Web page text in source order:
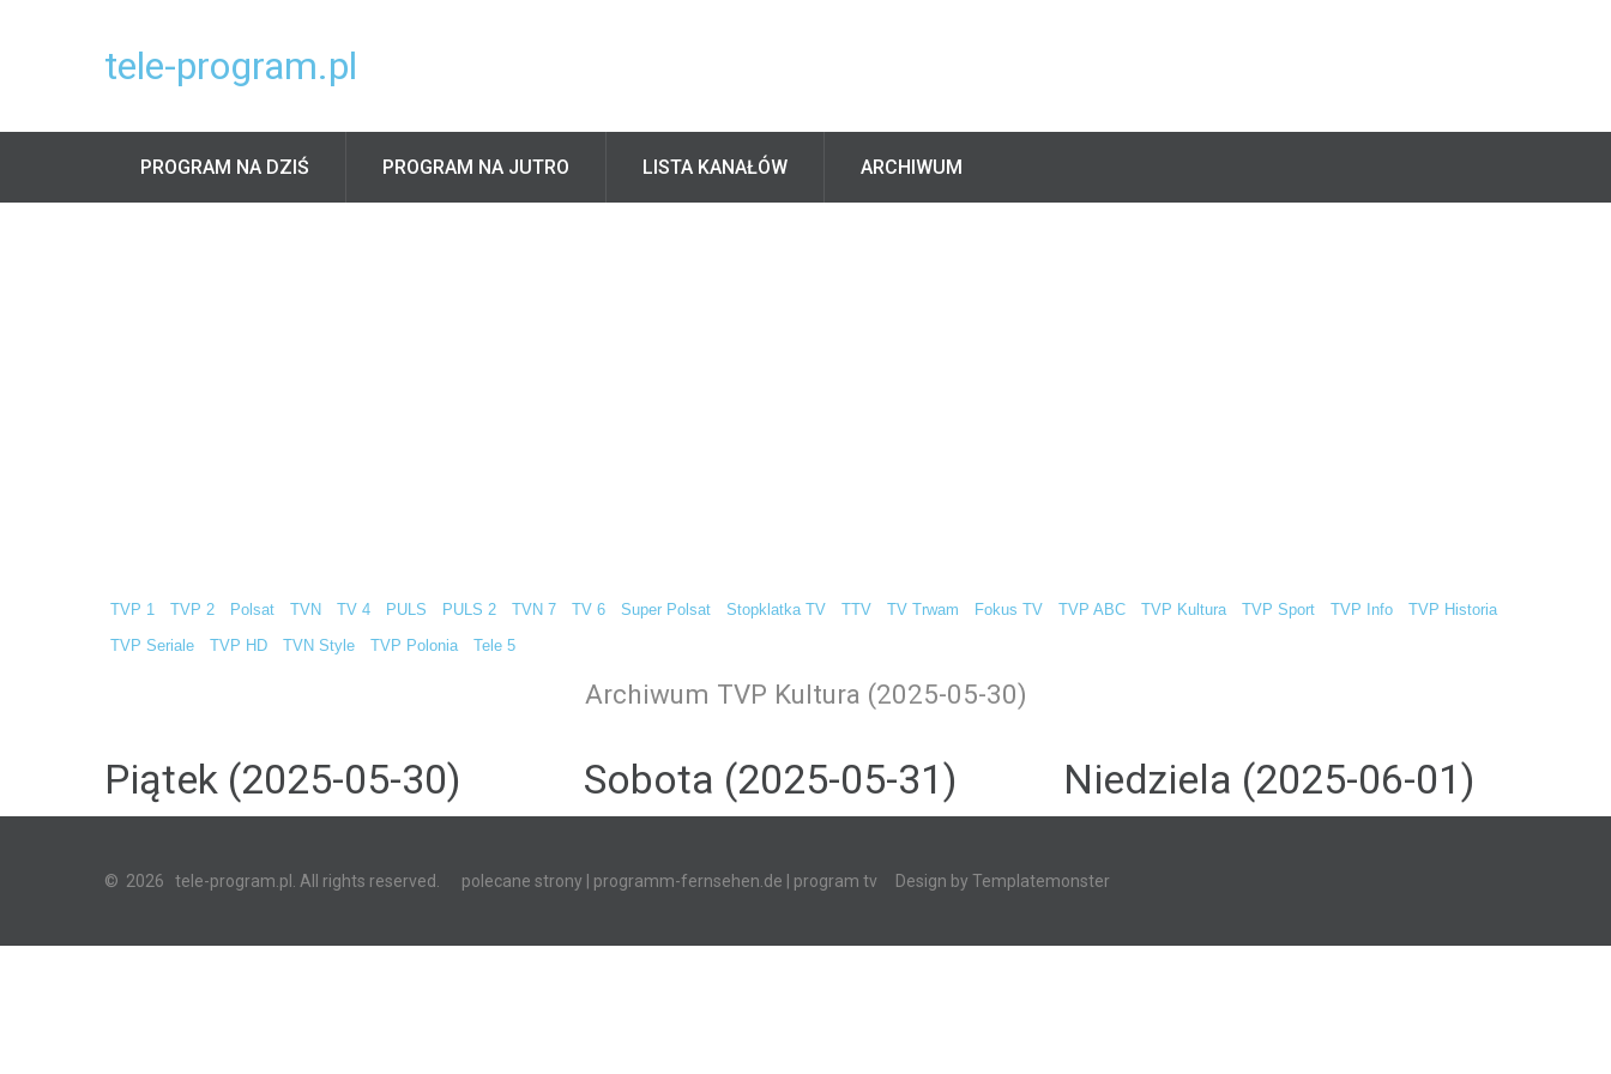
tele-program.pl
PROGRAM NA DZIŚ PROGRAM NA JUTRO LISTA KANAŁÓW ARCHIWUM
TVP 1 TVP 2 Polsat TVN TV 4 PULS PULS 2 TVN 7 TV 6 Super Polsat Stopklatka TV TTV TV Trwam Fokus TV TVP ABC TVP Kultura TVP Sport TVP Info TVP Historia
TVP Seriale TVP HD TVN Style TVP Polonia Tele 5
Archiwum TVP Kultura (2025-05-30)
Piątek (2025-05-30) Sobota (2025-05-31) Niedziela (2025-06-01)
© 2026 tele-program.pl. All rights reserved. polecane strony programm-fernsehen.de | program tv Design by Templatemonster